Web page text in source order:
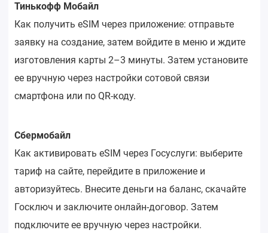
Тинькофф Мобайл
Как получить eSIM через приложение: отправьте
заявку на создание, затем войдите в меню и ждите
изготовления карты 2–3 минуты. Затем установите
ее вручную через настройки сотовой связи
смартфона или по QR-коду.
Сбермобайл
Как активировать eSIM через Госуслуги: выберите
тариф на сайте, перейдите в приложение и
авторизуйтесь. Внесите деньги на баланс, скачайте
Госключ и заключите онлайн-договор. Затем
подключите ее вручную через настройки.